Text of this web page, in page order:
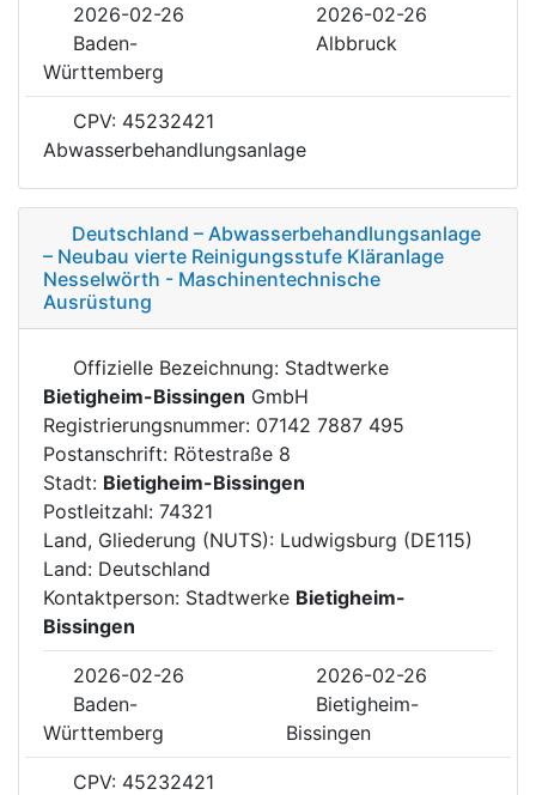
2026-02-26
2026-02-26
Baden-
Württemberg
Albbruck
CPV: 45232421
Abwasserbehandlungsanlage
Deutschland – Abwasserbehandlungsanlage
– Neubau vierte Reinigungsstufe Kläranlage
Nesselwörth - Maschinentechnische
Ausrüstung
Offizielle Bezeichnung: Stadtwerke
Bietigheim-Bissingen GmbH
Registrierungsnummer: 07142 7887 495
Postanschrift: Rötestraße 8
Stadt: Bietigheim-Bissingen
Postleitzahl: 74321
Land, Gliederung (NUTS): Ludwigsburg (DE115)
Land: Deutschland
Kontaktperson: Stadtwerke Bietigheim-
Bissingen
2026-02-26
2026-02-26
Baden-
Württemberg
Bietigheim-
Bissingen
CPV: 45232421